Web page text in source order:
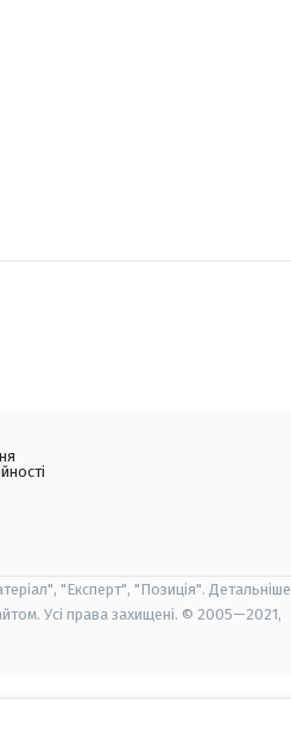
"Експерт", "Позиція". Детальніше
Усі права захищені. © 2005—2021,